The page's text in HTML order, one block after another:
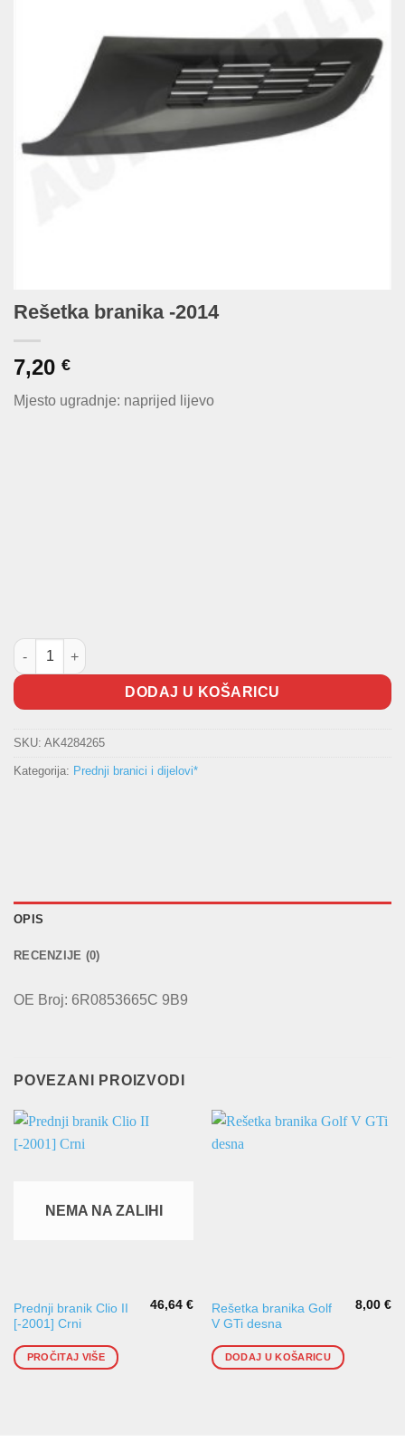
Rešetka branika -2014
7,20 €
Mjesto ugradnje: naprijed lijevo
Rešetka branika -2014 količina
DODAJ U KOŠARICU
SKU: AK4284265
Kategorija: Prednji branici i dijelovi*
OPIS
RECENZIJE (0)
OE Broj: 6R0853665C 9B9
POVEZANI PROIZVODI
NEMA NA ZALIHI
Prednji branik Clio II
[-2001] Crni
46,64€
PROČITAJ VIŠE
Rešetka branika Golf
V GTi desna
8,00€
DODAJ U KOŠARICU